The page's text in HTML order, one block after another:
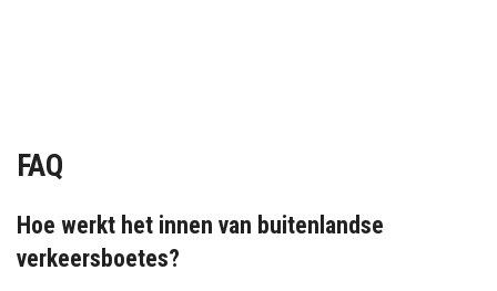
FAQ
Hoe werkt het innen van buitenlandse
verkeersboetes?